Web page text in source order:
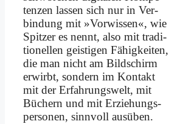
ten­zen las­sen sich nur in Ver­
bin­dung mit »Vor­wis­sen«, wie
Spit­zer es nennt, al­so mit tra­di­
tio­nel­len gei­sti­gen Fä­hig­kei­ten,
die man nicht am Bild­schirm
er­wirbt, son­dern im Kon­takt
mit der Er­fah­rungs­welt, mit
Bü­chern und mit Er­zie­hungs­
per­so­nen, sinn­voll aus­üben.